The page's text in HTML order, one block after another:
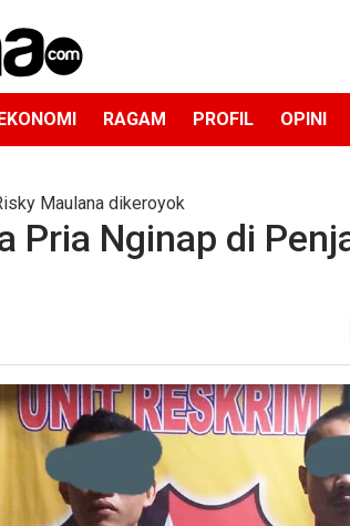
RAGAM PROFIL OPINI
Maulana dikeroyok
Pria Nginap di